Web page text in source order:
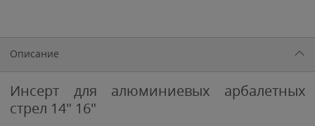
Описание
Инсерт для алюминиевых арбалетных
стрел 14" 16"